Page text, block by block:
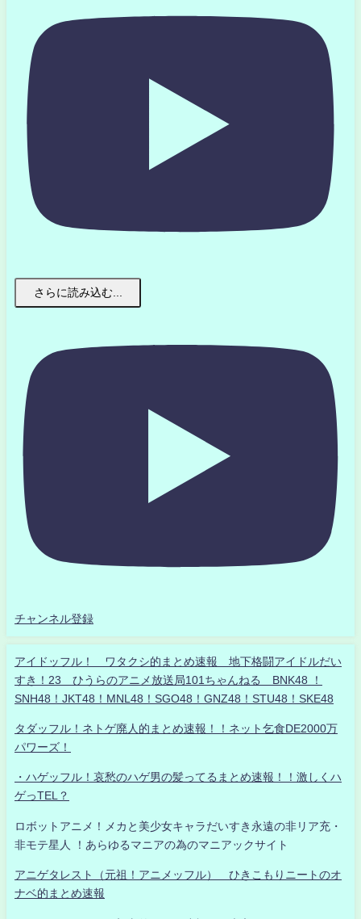
さらに読み込む...
チャンネル登録
アイドッフル！ ワタクシ的まとめ速報 地下格闘アイドルだい
すき！23 ひうらのアニメ放送局101ちゃんねる BNK48 ！
SNH48！JKT48！MNL48！SGO48！GNZ48！STU48！SKE48
タダッフル！ネトゲ廃人的まとめ速報！！ネット乞食DE2000万
パワーズ！
・ハゲッフル！哀愁のハゲ男の髪ってるまとめ速報！！激しくハ
ゲっTEL？
ロボットアニメ！メカと美少女キャラだいすき永遠の非リア充・
非モテ星人 ！あらゆるマニアの為のマニアックサイト
アニゲタレスト（元祖！アニメッフル） ひきこもりニートのオ
ナベ的まとめ速報